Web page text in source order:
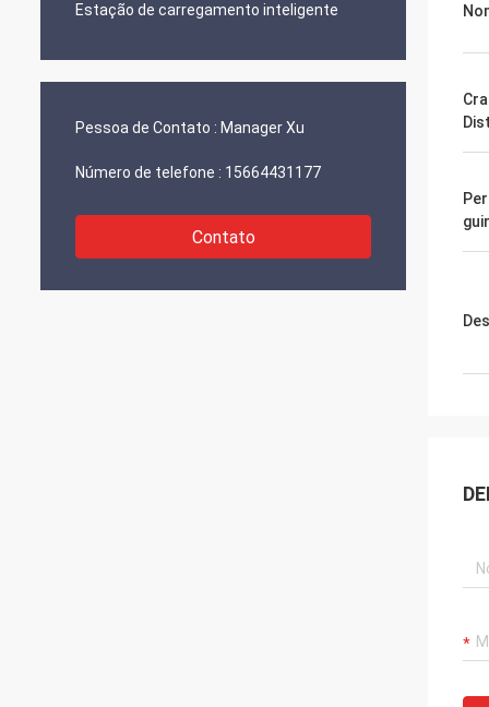
Estação de carregamento inteligente
Pessoa de Contato : Manager Xu
Número de telefone : 15664431177
Contato